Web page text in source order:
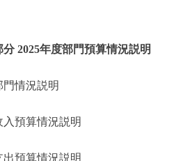
2025年度部門預算情況説明
情況説明
預算情況説明
預算情況説明